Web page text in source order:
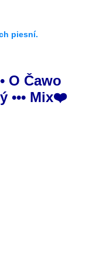
piesní.
O Čawo
••• Mix❤️